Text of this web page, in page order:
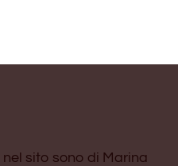
sito sono di Marina